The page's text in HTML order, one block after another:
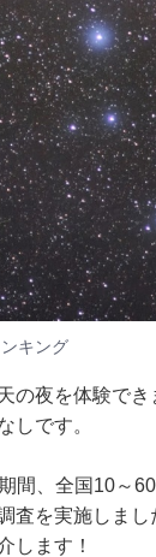
キング
の夜を体験で
しです。
間、全国10～
査を実施しま
します！